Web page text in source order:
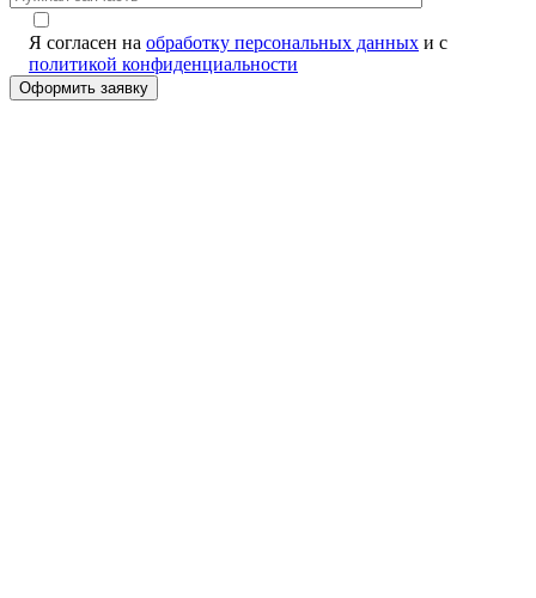
Я согласен на обработку персональных данных и с
политикой конфиденциальности